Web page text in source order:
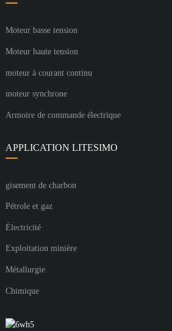
Moteur basse tension
Moteur haute tension
moteur à courant continu
moteur synchrone
Armoire de commande électrique
APPLICATION LITESIMO
gisement de charbon
Pétrole et gaz
Électricité
Exploitation minière
Métallurgie
Chimique